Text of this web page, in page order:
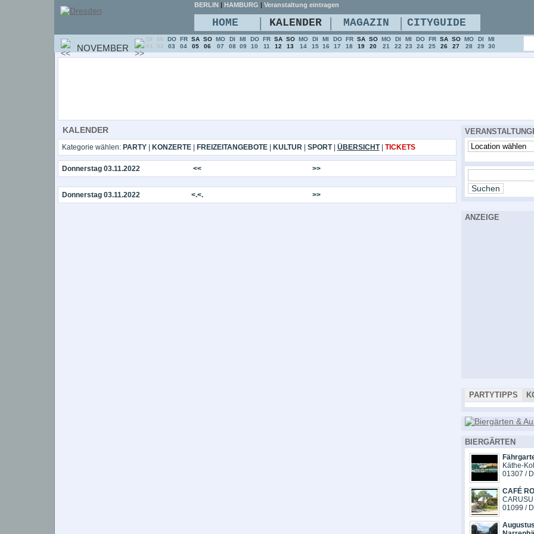
KALENDER
Kategorie wählen: PARTY| KONZERTE| FREIZEITANGEBOTE| KULTUR| SPORT| ÜBERSICHT| TICKETS
Donnerstag 03.11.2022 << >>
Donnerstag 03.11.2022 <.<. >>
ANZEIGE
PARTYTIPPS
BIERGÄRTEN
Käthe-
01307 /
CAFÉ
01099 /
BERLIN | HAMBURG | Veranstaltung eintragen
HOME | KALENDER | MAGAZIN | CITYGUIDE
NOVEMBER
DI
01
MI
02
DO
03
FR
04
SA
05
SO
06
MO
07
DI
08
MI
09
DO
10
FR
11
SA
12
SO
13
MO
14
DI
15
MI
16
DO
17
FR
18
SA
19
SO
20
MO
21
DI
22
MI
23
DO
24
FR
25
SA
26
SO
27
MO
28
DI
29
MI
30